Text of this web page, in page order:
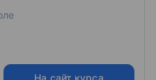
На сайт курса